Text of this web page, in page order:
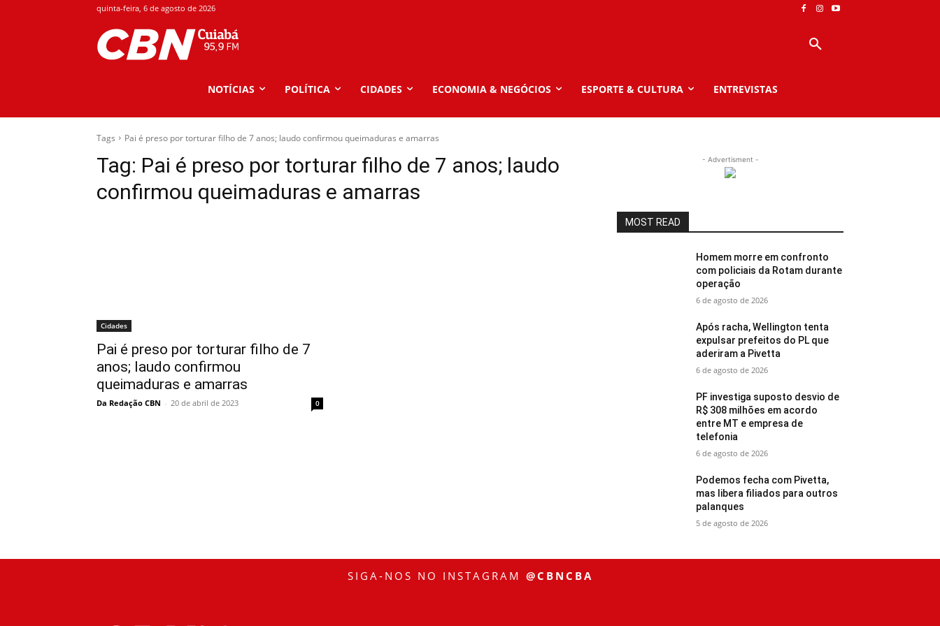
quinta-feira, 6 de agosto de 2026
NOTÍCIAS POLÍTICA CIDADES ECONOMIA & NEGÓCIOS ESPORTE & CULTURA ENTREVISTAS
Tags Pai é preso por torturar filho de 7 anos; laudo confirmou queimaduras e amarras
Tag: Pai é preso por torturar filho de 7 anos; laudo
confirmou queimaduras e amarras
Cidades
Pai é preso por torturar filho de 7
anos; laudo confirmou
queimaduras e amarras
Da Redação CBN - 20 de abril de 2023 0
- Advertisment -
MOST READ
Homem morre em confronto
com policiais da Rotam durante
operação
6 de agosto de 2026
Após racha, Wellington tenta
expulsar prefeitos do PL que
aderiram a Pivetta
6 de agosto de 2026
PF investiga suposto desvio de
R$ 308 milhões em acordo
entre MT e empresa de
telefonia
6 de agosto de 2026
Podemos fecha com Pivetta,
mas libera filiados para outros
palanques
5 de agosto de 2026
SIGA-NOS NO INSTAGRAM @CBNCBA